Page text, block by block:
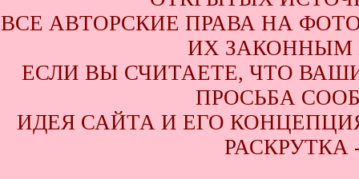
ВСЕ АВТОРСКИЕ ПРАВА НА
ИХ ЗАКОННЫМ
ЕСЛИ ВЫ СЧИТАЕТЕ, ЧТО
ПРОСЬБА
ИДЕЯ САЙТА И ЕГО КОНЦЕПЦИЯ
РАСКРУТКА -